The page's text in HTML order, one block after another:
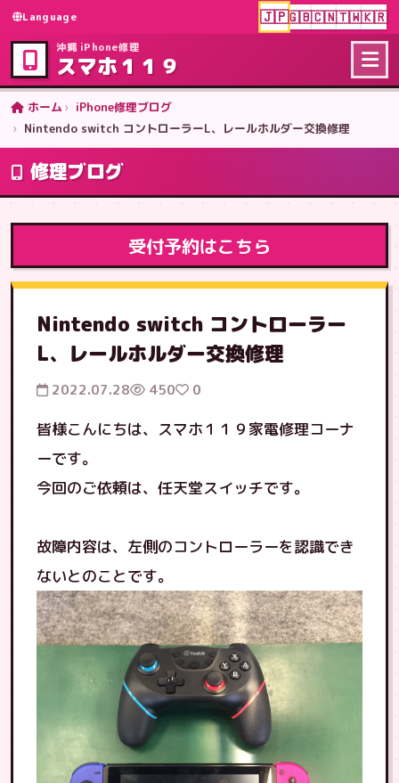
Language 🇯🇵🇬🇧🇨🇳🇹🇼🇰🇷
沖縄 iPhone修理
スマホ１１９
ホーム
iPhone修理ブログ
Nintendo switch コントローラーL、レールホルダー交換修理
修理ブログ
受付予約はこちら
Nintendo switch コントローラー
L、レールホルダー交換修理
2022.07.28 450 0
皆様こんにちは、スマホ１１９家電修理コーナ
ーです。
今回のご依頼は、任天堂スイッチです。
故障内容は、左側のコントローラーを認識でき
ないとのことです。